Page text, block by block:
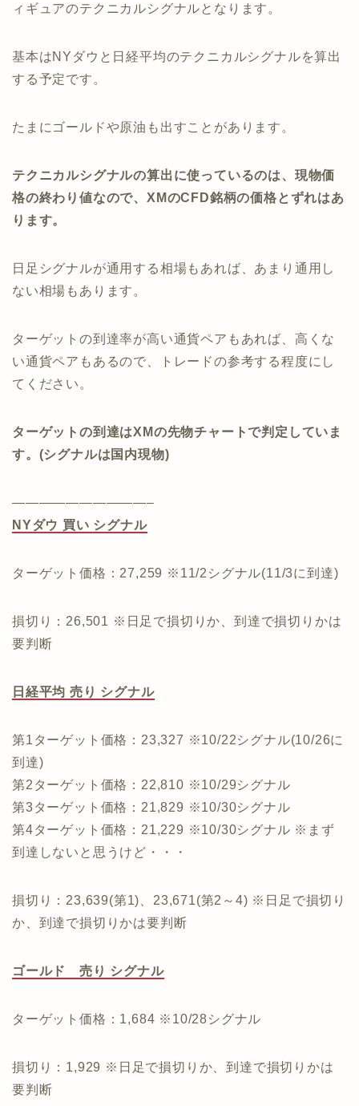
ィギュアのテクニカルシグナルとなります。
基本はNYダウと日経平均のテクニカルシグナルを算出
する予定です。
たまにゴールドや原油も出すことがあります。
テクニカルシグナルの算出に使っているのは、現物価
格の終わり値なので、XMのCFD銘柄の価格とずれはあ
ります。
日足シグナルが通用する相場もあれば、あまり通用し
ない相場もあります。
ターゲットの到達率が高い通貨ペアもあれば、高くな
い通貨ペアもあるので、トレードの参考する程度にし
てください。
ターゲットの到達はXMの先物チャートで判定していま
す。(シグナルは国内現物)
——————————–
NYダウ 買い シグナル
ターゲット価格：27,259 ※11/2シグナル(11/3に到達)
損切り：26,501 ※日足で損切りか、到達で損切りかは
要判断
日経平均 売り シグナル
第1ターゲット価格：23,327 ※10/22シグナル(10/26に
到達)
第2ターゲット価格：22,810 ※10/29シグナル
第3ターゲット価格：21,829 ※10/30シグナル
第4ターゲット価格：21,229 ※10/30シグナル ※まず
到達しないと思うけど・・・
損切り：23,639(第1)、23,671(第2～4) ※日足で損切り
か、到達で損切りかは要判断
ゴールド 売り シグナル
ターゲット価格：1,684 ※10/28シグナル
損切り：1,929 ※日足で損切りか、到達で損切りかは
要判断